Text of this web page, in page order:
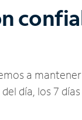
a
día, los 7